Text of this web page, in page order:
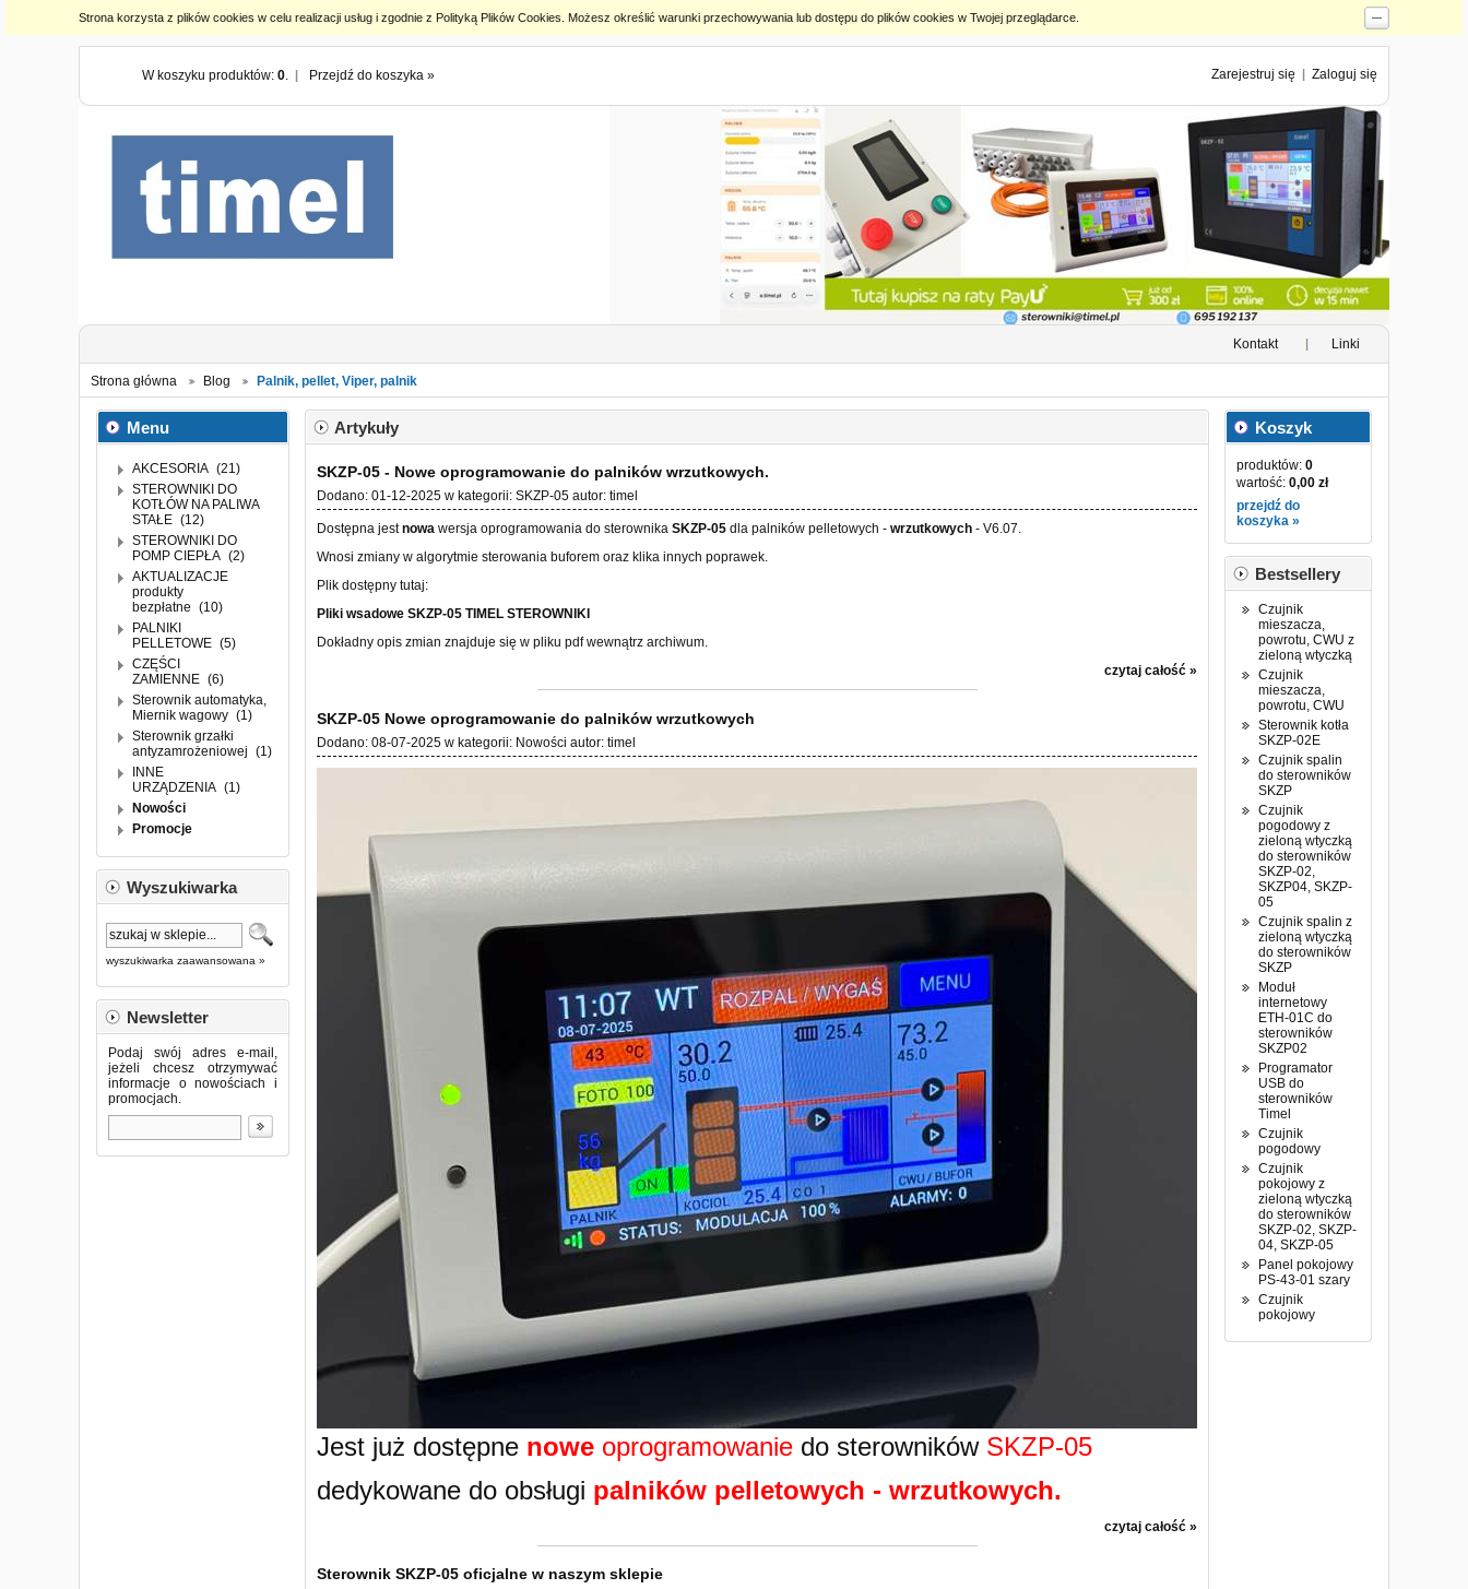
Strona korzysta z plików cookies w celu realizacji usług i zgodnie z Polityką Plików Cookies. Możesz określić warunki przechowywania lub dostępu do plików cookies w Twojej przeglądarce.
Zarejestruj się Zaloguj się
W koszyku produktów: 0. Przejdź do koszyka »
Kontakt Linki
Strona główna Blog Palnik, pellet, Viper, palnik
Menu
AKCESORIA (21)
STEROWNIKI DO
KOTŁÓW NA PALIWA
STAŁE (12)
STEROWNIKI DO
POMP CIEPŁA (2)
AKTUALIZACJE
produkty
bezpłatne (10)
PALNIKI
PELLETOWE (5)
CZĘŚCI
ZAMIENNE (6)
Sterownik automatyka,
Miernik wagowy (1)
Sterownik grzałki
antyzamrożeniowej (1)
INNE
URZĄDZENIA (1)
Nowości
Promocje
Wyszukiwarka
wyszukiwarka zaawansowana »
Newsletter
Podaj swój adres e-mail,
jeżeli chcesz otrzymywać
informacje o nowościach i
promocjach.
Artykuły
SKZP-05 - Nowe oprogramowanie do palników wrzutkowych.
Dodano: 01-12-2025 w kategorii: SKZP-05 autor: timel
Dostępna jestnowa wersja oprogramowania do sterownika SKZP-05 dla palników pelletowych - wrzutkowych - V6.07.
Wnosi zmiany w algorytmie sterowania buforem oraz klika innych poprawek.
Plik dostępny tutaj:
Pliki wsadowe SKZP-05 TIMEL STEROWNIKI
Dokładny opis zmian znajduje się w pliku pdf wewnątrz archiwum.
czytaj całość »
SKZP-05 Nowe oprogramowanie do palników wrzutkowych
Dodano: 08-07-2025 w kategorii: Nowości autor: timel
Jest już dostępne nowe oprogramowanie do sterowników SKZP-05
dedykowane do obsługi palników pelletowych - wrzutkowych.
czytaj całość »
Sterownik SKZP-05 oficjalne w naszym sklepie
Koszyk
produktów: 0
wartość: 0,00 zł
przejdź do
koszyka »
Bestsellery
Czujnik
mieszacza,
powrotu, CWU z
zieloną wtyczką
Czujnik
mieszacza,
powrotu, CWU
Sterownik kotła
SKZP-02E
Czujnik spalin
do sterowników
SKZP
Czujnik
pogodowy z
zieloną wtyczką
do sterowników
SKZP-02,
SKZP04, SKZP-
05
Czujnik spalin z
zieloną wtyczką
do sterowników
SKZP
Moduł
internetowy
ETH-01C do
sterowników
SKZP02
Programator
USB do
sterowników
Timel
Czujnik
pogodowy
Czujnik
pokojowy z
zieloną wtyczką
do sterowników
SKZP-02, SKZP-
04, SKZP-05
Panel pokojowy
PS-43-01 szary
Czujnik
pokojowy